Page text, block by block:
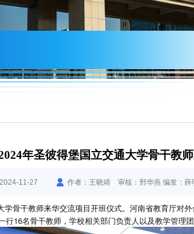
年圣彼得堡国立交通大学骨干教
11-27 作者：王晓靖 审核：邢华燕 编发：薛
骨干教师来华交流项目开班仪式。河南省教育厅对
16名骨干教师，学校相关部门负责人以及教学管理